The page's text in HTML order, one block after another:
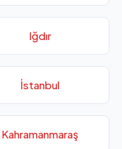
Iğdır
İstanbul
Kahramanmaraş